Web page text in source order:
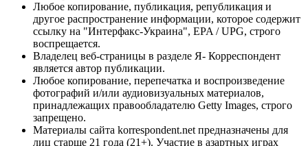
Любое копирование, публикация, републикация и
другое распространение информации, которое содержит
ссылку на "Интерфакс-Украина", EPA / UPG, строго
воспрещается.
Владелец веб-страницы в разделе Я- Корреспондент
является автор публикации.
Любое копирование, перепечатка и воспроизведение
фотографий и/или аудиовизуальных материалов,
принадлежащих правообладателю Getty Images, строго
запрещено.
Материалы сайта korrespondent.net предназначены для
лиц старше 21 года (21+). Участие в азартных играх